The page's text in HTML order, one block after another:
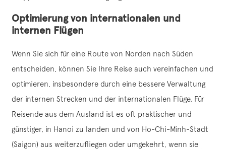
Optimierung von internationalen und
internen Flügen
Wenn Sie sich für eine Route von Norden nach Süden
entscheiden, können Sie Ihre Reise auch vereinfachen und
optimieren, insbesondere durch eine bessere Verwaltung
der internen Strecken und der internationalen Flüge. Für
Reisende aus dem Ausland ist es oft praktischer und
günstiger, in Hanoi zu landen und von Ho-Chi-Minh-Stadt
(Saigon) aus weiterzufliegen oder umgekehrt, wenn sie